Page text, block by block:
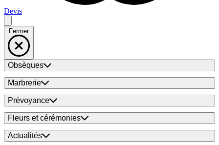
Devis
Fermer
Obsèques
Marbrerie
Prévoyance
Fleurs et cérémonies
Actualités